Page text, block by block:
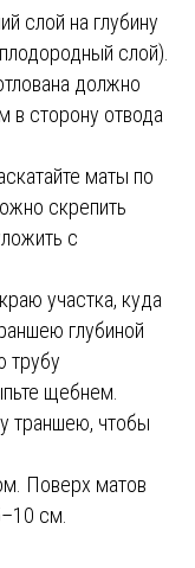
слой на глубину
слой).
должно
в сторону отвода
маты по
скрепить
с
участка, куда
глубиной
трубу
щебнем.
траншею, чтобы
Поверх матов
см.